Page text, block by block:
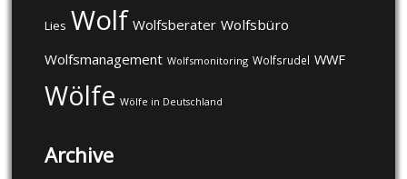
Lies Wolf Wolfsberater Wolfsbüro
Wolfsmanagement Wolfsmonitoring Wolfsrudel WWF
Wölfe Wölfe in Deutschland
Archive